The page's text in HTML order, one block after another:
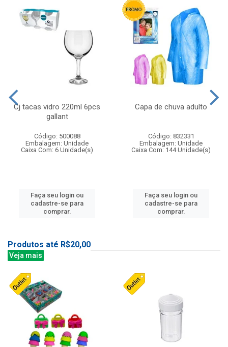
Cj tacas vidro 220ml 6pcs
gallant
Código: 500088
Embalagem: Unidade
Caixa Com: 6 Unidade(s)
Faça seu login ou
cadastre-se para
comprar.
Capa de chuva adulto
Código: 832331
Embalagem: Unidade
Caixa Com: 144 Unidade(s)
Faça seu login ou
cadastre-se para
comprar.
Produtos até R$20,00
Veja mais